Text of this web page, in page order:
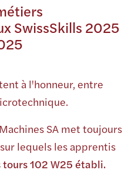
SwissSkills 2025
à l'honneur, entre
SA met toujours
lequels les apprentis
102 W25 établi.